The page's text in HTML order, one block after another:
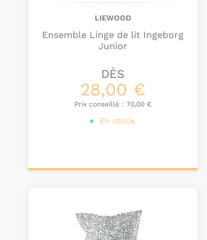
LIEWOOD
Ensemble Linge de lit Ingeborg
Junior
DÈS
28,00 €
Prix conseillé : 70,00 €
En stock